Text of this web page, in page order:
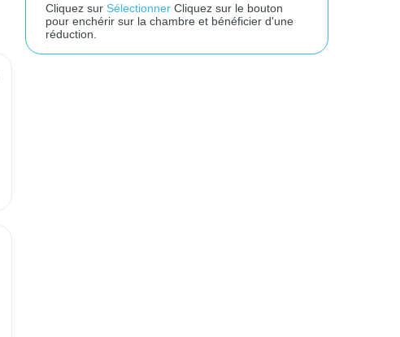
Cliquez surSélectionner Cliquez sur le bouton
pour enchérir sur la chambre et bénéficier d'une
réduction.